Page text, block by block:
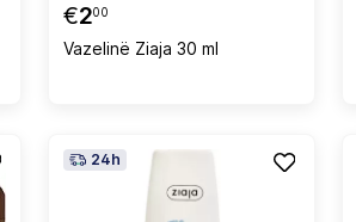
€200
Vazelinë Ziaja 30 ml
24h